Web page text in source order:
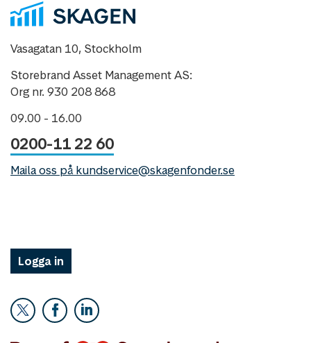
Vasagatan 10, Stockholm
Storebrand Asset Management AS:
Org nr. 930 208 868
09.00 - 16.00
0200-11 22 60
Maila oss på kundservice@skagenfonder.se
Logga in